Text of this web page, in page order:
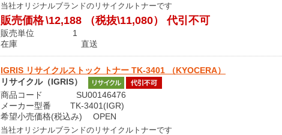
当社オリジナルブランドのリサイクルトナーです
販売価格\12,188 （税抜\11,080） 代引不可
販売単位 1
在庫 直送
IGRIS リサイクルストック トナー TK-3401 （KYOCERA）
リサイクル（IGRIS）
商品コード SU00146476
メーカー型番 TK-3401(IGR)
希望小売価格(税込み) OPEN
当社オリジナルブランドのリサイクルトナーです